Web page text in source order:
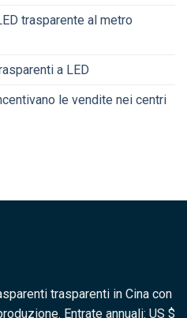
trasparente al metro
a LED
le vendite nei centri
trasparenti in Cina con
Entrate annuali: US $